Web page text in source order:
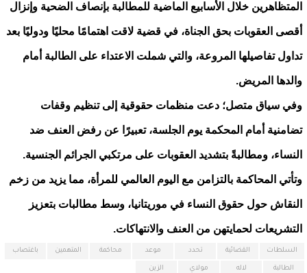
المتظاهرين خلال الأسابيع الماضية للمطالبة بإنصاف الضحية وإنزال
أقصى العقوبات بحق الجناة، في قضية لاقت اهتمامًا محليًا ودوليًا بعد
تداول تفاصيلها المروعة، والتي شملت الاعتداء على الطالبة أمام
والدها المريض.
وفي سياق متصل؛ دعت منظمات حقوقية إلى تنظيم وقفات
تضامنية أمام المحكمة يوم الجلسة، تعبيرًا عن رفض العنف ضد
النساء، ومطالبةً بتشديد العقوبات على مرتكبي الجرائم الجنسية.
وتأتي المحاكمة بالتزامن مع اليوم العالمي للمرأة، مما يزيد من زخم
النقاش حول حقوق النساء في موريتانيا، وسط مطالبات بتعزيز
التشريعات لحمايتهن من العنف والانتهاكات.
السلطات القضائية تحدد موعد محاكمة المتهمين باغتصاب
الطالبة لاله مولاي الزين